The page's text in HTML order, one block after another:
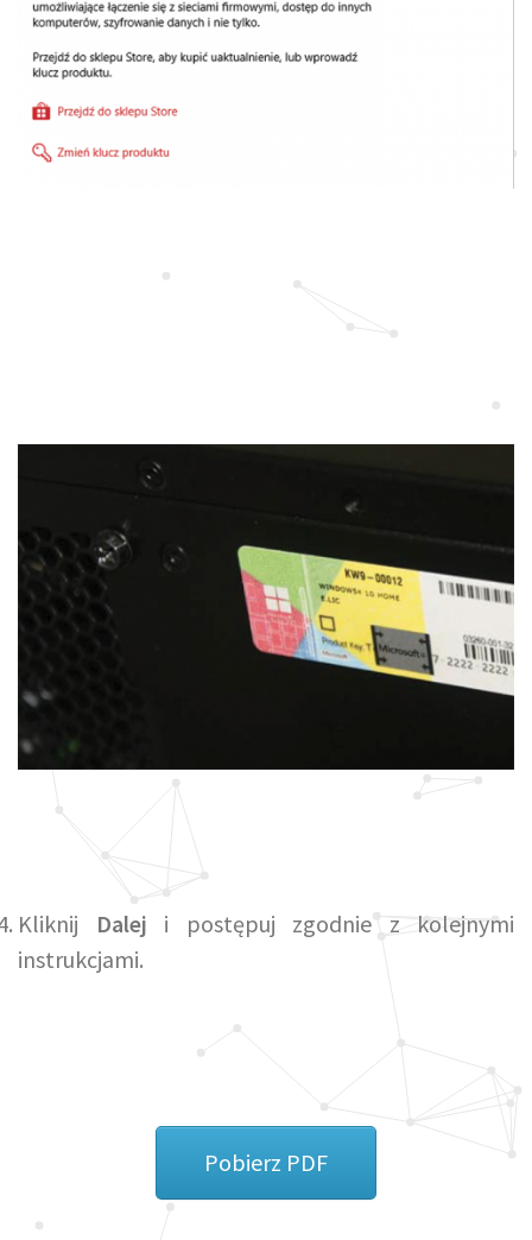
Kliknij Dalej i postępuj zgodnie z kolejnymi
instrukcjami.
Pobierz PDF